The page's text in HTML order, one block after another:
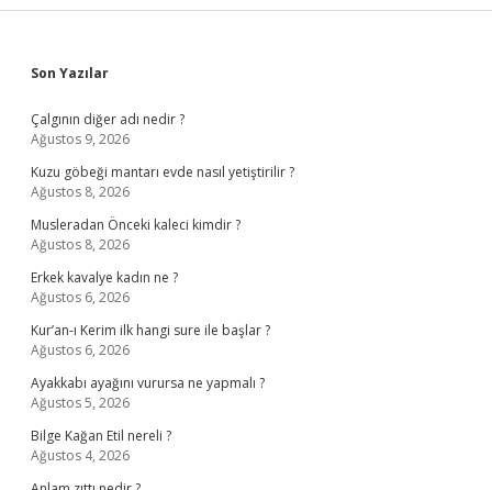
Sidebar
Son Yazılar
Çalgının diğer adı nedir ?
Ağustos 9, 2026
Kuzu göbeği mantarı evde nasıl yetiştirilir ?
Ağustos 8, 2026
Musleradan Önceki kaleci kimdir ?
Ağustos 8, 2026
Erkek kavalye kadın ne ?
Ağustos 6, 2026
Kur’an-ı Kerim ilk hangi sure ile başlar ?
Ağustos 6, 2026
Ayakkabı ayağını vurursa ne yapmalı ?
Ağustos 5, 2026
Bilge Kağan Etil nereli ?
Ağustos 4, 2026